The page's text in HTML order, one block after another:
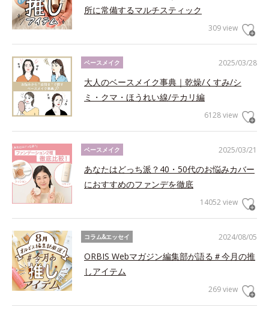
所に常備するマルチスティック
309 view
2025/03/28
ベースメイク
大人のベースメイク事典｜乾燥/くすみ/シ
ミ・クマ・ほうれい線/テカリ編
6128 view
2025/03/21
ベースメイク
あなたはどっち派？40・50代のお悩みカバー
におすすめのファンデを徹底
14052 view
2024/08/05
コラム&エッセイ
ORBIS Webマガジン編集部が語る＃今月の推
しアイテム
269 view